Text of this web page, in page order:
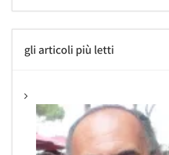
gli articoli più letti